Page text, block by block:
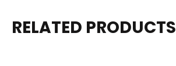
RELATED PRODUCTS